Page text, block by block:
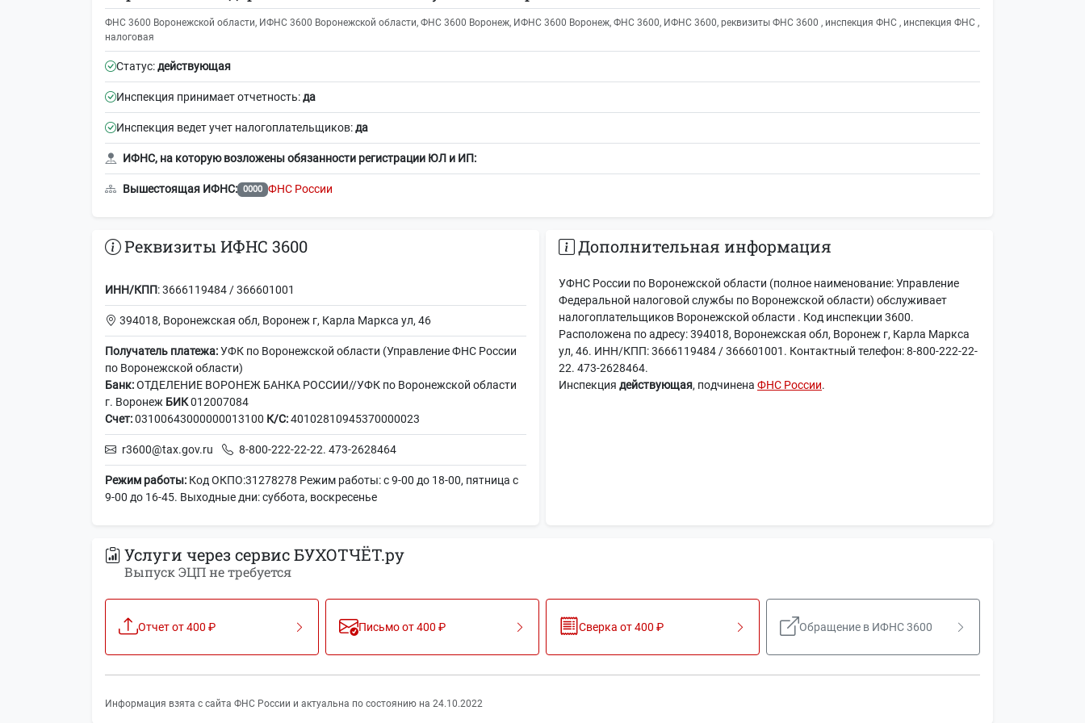
ФНС 3600 Воронежской области, ИФНС 3600 Воронежской области, ФНС 3600 Воронеж, ИФНС 3600 Воронеж, ФНС 3600, ИФНС 3600, реквизиты ФНС 3600 , инспекция ФНС , инспекция ФНС ,
налоговая
Статус:действующая
Инспекция принимает отчетность:да
Инспекция ведет учет налогоплательщиков:да
ИФНС, на которую возложены обязанности регистрации ЮЛ и ИП:
Вышестоящая ИФНС: 0000 ФНС России
Реквизиты ИФНС 3600
ИНН/КПП: 3666119484 / 366601001
394018, Воронежская обл, Воронеж г, Карла Маркса ул, 46
Получатель платежа:УФК по Воронежской области (Управление ФНС России
по Воронежской области)
Банк:ОТДЕЛЕНИЕ ВОРОНЕЖ БАНКА РОССИИ//УФК по Воронежской области
г. Воронеж БИК012007084
Счет:03100643000000013100 К/С:40102810945370000023
r3600@tax.gov.ru 8-800-222-22-22. 473-2628464
Режим работы: Код ОКПО:31278278 Режим работы: с 9-00 до 18-00, пятница с
9-00 до 16-45. Выходные дни: суббота, воскресенье
Дополнительная информация
УФНС России по Воронежской области (полное наименование: Управление
Федеральной налоговой службы по Воронежской области) обслуживает
налогоплательщиков Воронежской области . Код инспекции 3600.
Расположена по адресу: 394018, Воронежская обл, Воронеж г, Карла Маркса
ул, 46. ИНН/КПП: 3666119484 / 366601001. Контактный телефон: 8-800-222-22-
22. 473-2628464.
Инспекция действующая, подчинена ФНС России.
Услуги через сервис БУХОТЧЁТ.ру
Выпуск ЭЦП не требуется
Отчет от 400 ₽ Письмо от 400 ₽ Сверка от 400 ₽ Обращение в ИФНС 3600
Информация взята с сайта ФНС России и актуальна по состоянию на 24.10.2022